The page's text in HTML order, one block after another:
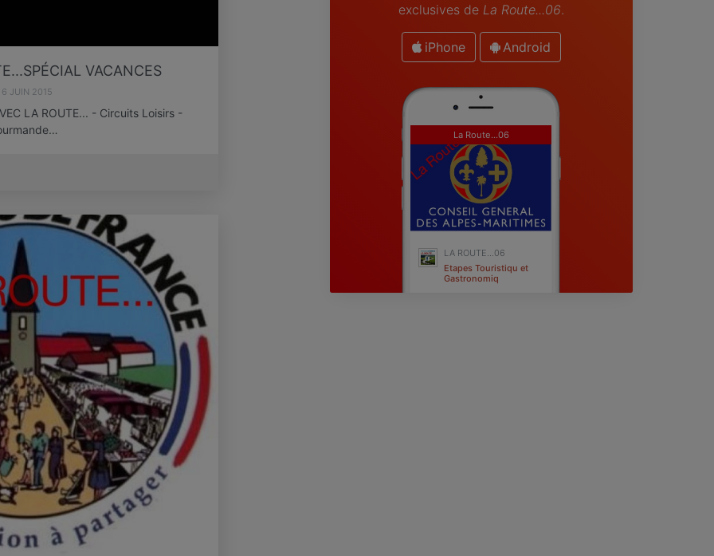
VACANCES
6 JUIN 2015
LA ROUTE... - Circuits Loisirs -
exclusives de La Route...06.
iPhone Android
La Route...06
LA ROUTE...06
Etapes Touristiqu et
Gastronomiq